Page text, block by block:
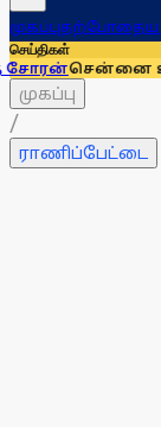
முகப்புதற்போதைய
செய்திகள்
முகப்பு
/
ராணிப்பேட்டை